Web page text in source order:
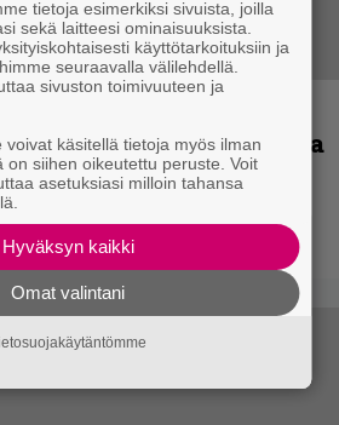
kuin koskaan ja
nulikan yrittävän olla
Keenan muisteli
hevijätin
tietoja esimerkiksi sivuista, joilla
sekä laitteesi ominaisuuksista.
käyttötarkoituksiin ja
seuraavalla välilehdellä.
sivuston toimivuuteen ja
käsitellä tietoja myös ilman
on siihen oikeutettu peruste. Voit
asetuksiasi milloin tahansa
Hyväksyn kaikki
Omat valintani